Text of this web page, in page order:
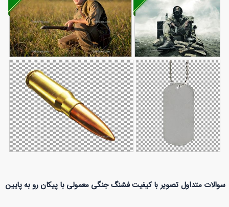
تصویر با کیفیت
سرباز خسته89
تصویر با کیفیت مرد اسلحه
بدست در چمنزار 102
خالی
316
نشان با پیکان اریب 103
سوالات متداول تصویر با کیفیت فشنگ جنگی معمولی با پیکان رو به پایین